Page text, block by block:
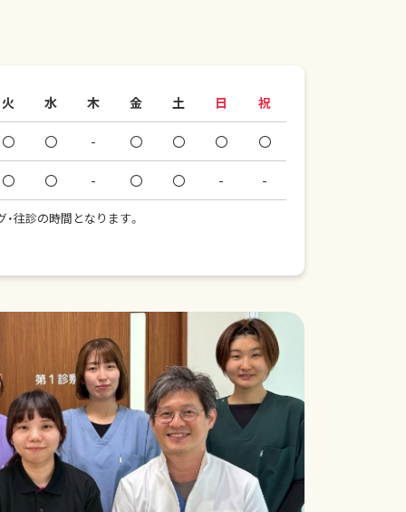
火 水 木 金 土 日 祝
〇 〇 - 〇 〇 〇 〇
〇 〇 - 〇 〇 - -
往診の時間となります。